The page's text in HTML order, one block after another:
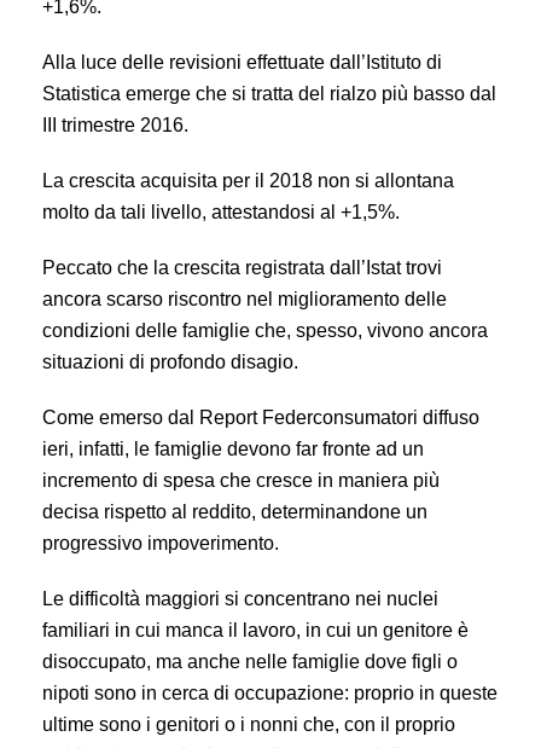
+1,6%.
Alla luce delle revisioni effettuate dall’Istituto di
Statistica emerge che si tratta del rialzo più basso dal
III trimestre 2016.
La crescita acquisita per il 2018 non si allontana
molto da tali livello, attestandosi al +1,5%.
Peccato che la crescita registrata dall’Istat trovi
ancora scarso riscontro nel miglioramento delle
condizioni delle famiglie che, spesso, vivono ancora
situazioni di profondo disagio.
Come emerso dal Report Federconsumatori diffuso
ieri, infatti, le famiglie devono far fronte ad un
incremento di spesa che cresce in maniera più
decisa rispetto al reddito, determinandone un
progressivo impoverimento.
Le difficoltà maggiori si concentrano nei nuclei
familiari in cui manca il lavoro, in cui un genitore è
disoccupato, ma anche nelle famiglie dove figli o
nipoti sono in cerca di occupazione: proprio in queste
ultime sono i genitori o i nonni che, con il proprio